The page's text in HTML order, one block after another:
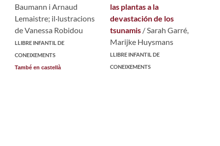
Baumann i Arnaud
Lemaistre; il·lustracions
de Vanessa Robidou
LLIBRE INFANTIL DE
CONEIXEMENTS
També en castellà
las plantas a la
devastación de los
tsunamis / Sarah Garré,
Marijke Huysmans
LLIBRE INFANTIL DE
CONEIXEMENTS